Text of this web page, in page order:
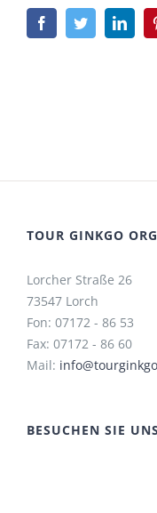
FacebookTwitter
TOUR GINKGO
Lorcher Straße 26
73547 Lorch
Fon: 07172 - 86 53
Fax: 07172 - 86 60
Mail:
BESUCHEN SIE